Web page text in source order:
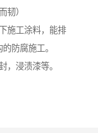
韧）
施工涂料，能排
防腐施工。
，浸渍漆等。